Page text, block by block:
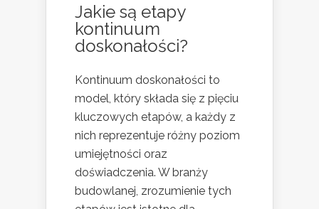
Jakie są etapy
kontinuum
doskonałości?
Kontinuum doskonałości to
model, który składa się z pięciu
kluczowych etapów, a każdy z
nich reprezentuje różny poziom
umiejętności oraz
doświadczenia. W branży
budowlanej, zrozumienie tych